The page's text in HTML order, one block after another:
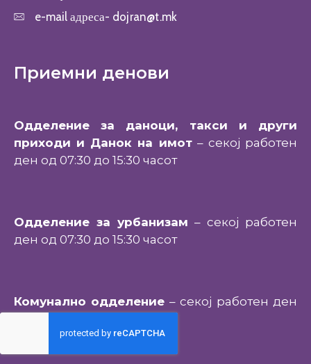
e-mail адреса- dojran@t.mk
Приемни денови
Одделение за даноци, такси и други
приходи и Данок на имот– секој работен
ден од 07:30 до 15:30 часот
Одделение за урбанизам – секој работен
ден од 07:30 до 15:30 часот
Комунално одделение – секој работен ден